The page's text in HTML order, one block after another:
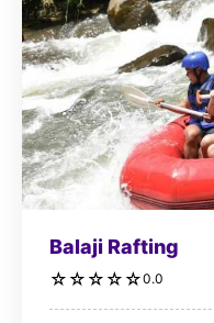
Balaji Rafting
☆ ☆ ☆ ☆ ☆0.0